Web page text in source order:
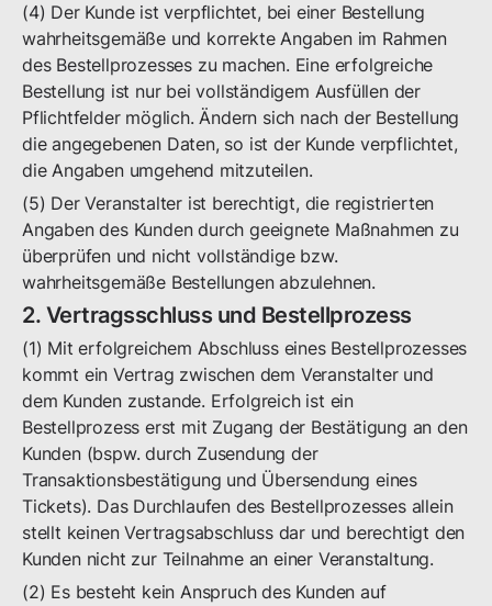
(4) Der Kunde ist verpflichtet, bei einer Bestellung
wahrheitsgemäße und korrekte Angaben im Rahmen
des Bestellprozesses zu machen. Eine erfolgreiche
Bestellung ist nur bei vollständigem Ausfüllen der
Pflichtfelder möglich. Ändern sich nach der Bestellung
die angegebenen Daten, so ist der Kunde verpflichtet,
die Angaben umgehend mitzuteilen.
(5) Der Veranstalter ist berechtigt, die registrierten
Angaben des Kunden durch geeignete Maßnahmen zu
überprüfen und nicht vollständige bzw.
wahrheitsgemäße Bestellungen abzulehnen.
2. Vertragsschluss und Bestellprozess
(1) Mit erfolgreichem Abschluss eines Bestellprozesses
kommt ein Vertrag zwischen dem Veranstalter und
dem Kunden zustande. Erfolgreich ist ein
Bestellprozess erst mit Zugang der Bestätigung an den
Kunden (bspw. durch Zusendung der
Transaktionsbestätigung und Übersendung eines
Tickets). Das Durchlaufen des Bestellprozesses allein
stellt keinen Vertragsabschluss dar und berechtigt den
Kunden nicht zur Teilnahme an einer Veranstaltung.
(2) Es besteht kein Anspruch des Kunden auf